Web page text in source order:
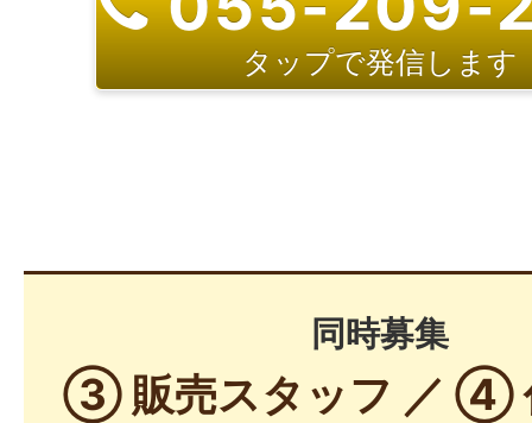
タップで発信します
同時募集
③ 販売スタッフ ／ ④